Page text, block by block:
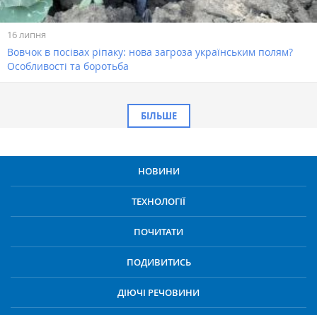
16 липня
Вовчок в посівах ріпаку: нова загроза українським полям?
Особливості та боротьба
БІЛЬШЕ
НОВИНИ
ТЕХНОЛОГІЇ
ПОЧИТАТИ
ПОДИВИТИСЬ
ДІЮЧІ РЕЧОВИНИ